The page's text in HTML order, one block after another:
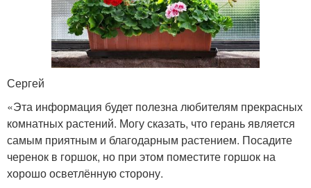
Сергей
«Эта информация будет полезна любителям прекрасных
комнатных растений. Могу сказать, что герань является
самым приятным и благодарным растением. Посадите
черенок в горшок, но при этом поместите горшок на
хорошо осветлённую сторону.